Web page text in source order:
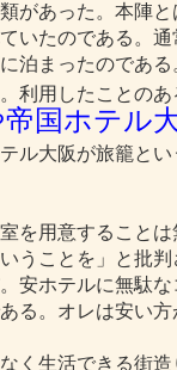
があった。本陣
いたのである。
泊まったのであ
利用したことの
国ホテル
ル大阪が旅籠と
を用意すること
うことを」と批
安ホテルに無駄
る。オレは安い
く生活できる街